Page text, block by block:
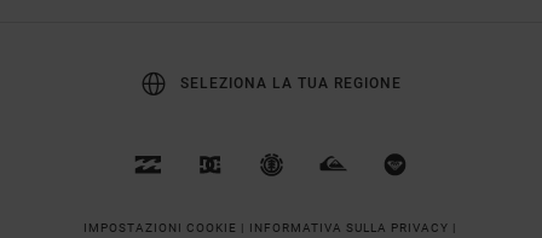
SELEZIONA LA TUA REGIONE
IMPOSTAZIONI COOKIE | INFORMATIVA SULLA PRIVACY |